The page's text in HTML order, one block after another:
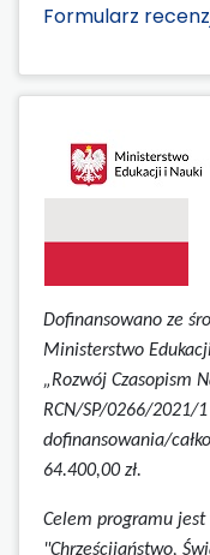
Formularz
Dofinansowano ze
Ministerstwo
„Rozwój Czasopism
RCN/SP/0266/2021/
dofinansowania/
64.400,00 zł.
Celem programu
"Chrześcijaństwo,